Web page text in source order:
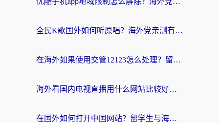
全民K歌国外如何听原唱？海外党亲测有效的回国加速器选择指南
在海外如果使用交管12123怎么处理？留学生亲测有效的回国加速方案
海外看国内电视直播用什么网站比较好？一篇解决你所有追剧难题的实用指南
在国外如何打开中国网站？留学生与海外华人的无缝访问指南